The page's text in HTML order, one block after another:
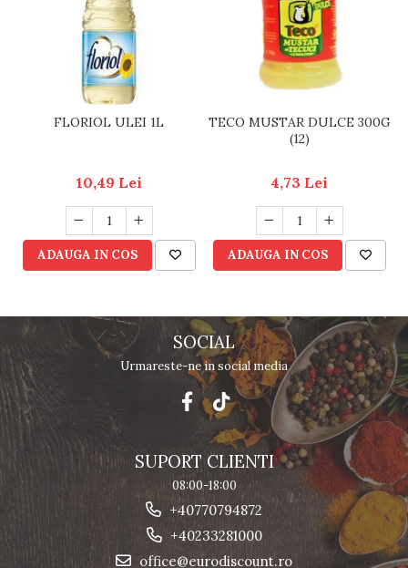
FLORIOL ULEI 1L
10,49 Lei
ADAUGA IN COS
TECO MUSTAR DULCE 300G
(12)
4,73 Lei
ADAUGA IN COS
SOCIAL
Urmareste-ne in social media
SUPORT CLIENTI
08:00-18:00
+40770794872
+40233281000
office@eurodiscount.ro